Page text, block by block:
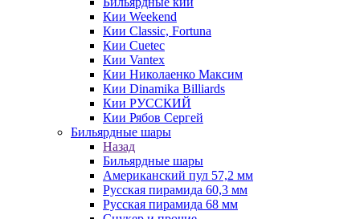
Кии Weekend
Кии Classic, Fortuna
Кии Cuetec
Кии Vantex
Кии Николаенко Максим
Кии Dinamika Billiards
Кии РУССКИЙ
Кии Рябов Сергей
Бильярдные шары
Назад
Бильярдные шары
Американский пул 57,2 мм
Русская пирамида 60,3 мм
Русская пирамида 68 мм